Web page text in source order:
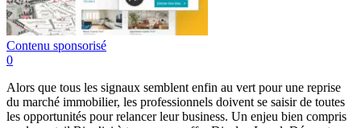
Contenu sponsorisé
0
Alors que tous les signaux semblent enfin au vert pour une reprise
du marché immobilier, les professionnels doivent se saisir de toutes
les opportunités pour relancer leur business. Un enjeu bien compris